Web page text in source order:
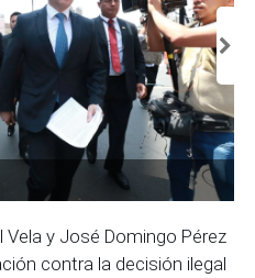
Vela y José Domingo Pérez
contra la decisión ilegal